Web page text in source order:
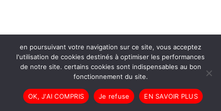
en poursuivant votre navigation sur ce site, vous acceptez
l'utilisation de cookies destinés à optimiser les performances
de notre site. certains cookies sont indispensables au bon
fonctionnement du site.
OK, J'AI COMPRIS Je refuse EN SAVOIR PLUS